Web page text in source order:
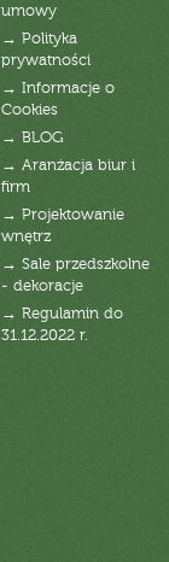
umowy
→ Polityka
prywatności
→ Informacje o
Cookies
→ BLOG
→ Aranżacja biur i
firm
→ Projektowanie
wnętrz
→ Sale przedszkolne
- dekoracje
→ Regulamin do
31.12.2022 r.